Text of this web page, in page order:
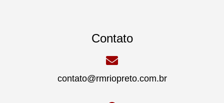
Contato
contato@rmriopreto.com.br